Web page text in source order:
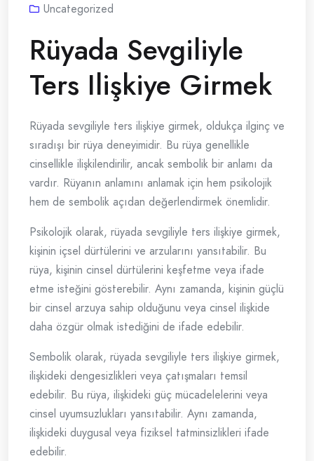
Uncategorized
Rüyada Sevgiliyle
Ters Ilişkiye Girmek
Rüyada sevgiliyle ters ilişkiye girmek, oldukça ilginç ve
sıradışı bir rüya deneyimidir. Bu rüya genellikle
cinsellikle ilişkilendirilir, ancak sembolik bir anlamı da
vardır. Rüyanın anlamını anlamak için hem psikolojik
hem de sembolik açıdan değerlendirmek önemlidir.
Psikolojik olarak, rüyada sevgiliyle ters ilişkiye girmek,
kişinin içsel dürtülerini ve arzularını yansıtabilir. Bu
rüya, kişinin cinsel dürtülerini keşfetme veya ifade
etme isteğini gösterebilir. Aynı zamanda, kişinin güçlü
bir cinsel arzuya sahip olduğunu veya cinsel ilişkide
daha özgür olmak istediğini de ifade edebilir.
Sembolik olarak, rüyada sevgiliyle ters ilişkiye girmek,
ilişkideki dengesizlikleri veya çatışmaları temsil
edebilir. Bu rüya, ilişkideki güç mücadelelerini veya
cinsel uyumsuzlukları yansıtabilir. Aynı zamanda,
ilişkideki duygusal veya fiziksel tatminsizlikleri ifade
edebilir.